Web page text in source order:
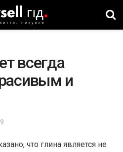
всегда
и
что глина является не